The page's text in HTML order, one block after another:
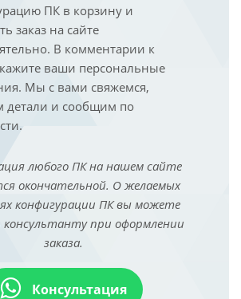
ПК в корзину и
заказ на сайте
В комментарии к
ваши персональные
Мы с вами свяжемся,
детали и сообщим по
любого ПК на нашем сайте
окончательной. О желаемых
конфигурации ПК вы можете
при оформлении
заказа.
Консультация